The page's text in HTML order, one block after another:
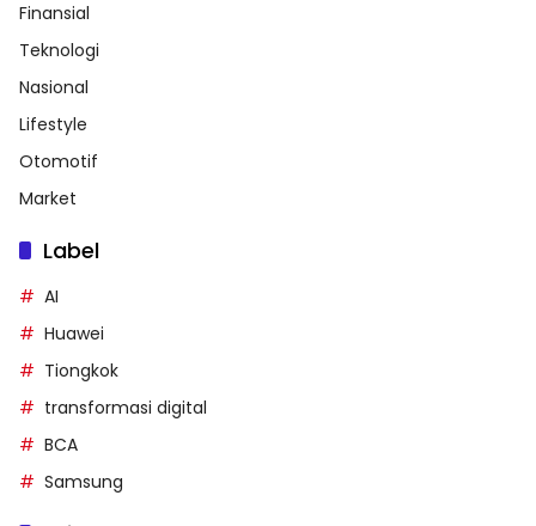
Finansial
Teknologi
Nasional
Lifestyle
Otomotif
Market
Label
AI
Huawei
Tiongkok
transformasi digital
BCA
Samsung